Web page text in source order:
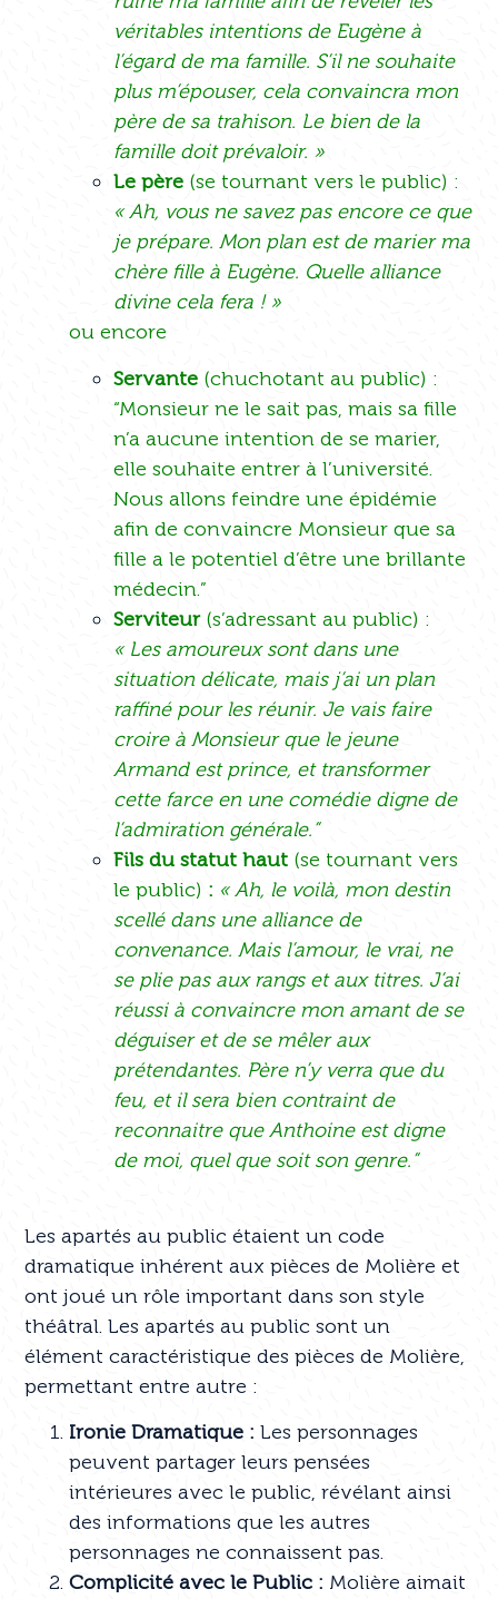
véritables intentions de Eugène à
l’égard de ma famille. S’il ne souhaite
plus m’épouser, cela convaincra mon
père de sa trahison. Le bien de la
famille doit prévaloir. »
Le père (se tournant vers le public) :
« Ah, vous ne savez pas encore ce que
je prépare. Mon plan est de marier ma
chère fille à Eugène. Quelle alliance
divine cela fera ! »
ou encore
Servante (chuchotant au public) :
“Monsieur ne le sait pas, mais sa fille
n’a aucune intention de se marier,
elle souhaite entrer à l’université.
Nous allons feindre une épidémie
afin de convaincre Monsieur que sa
fille a le potentiel d’être une brillante
médecin.”
Serviteur(s’adressant au public) :
« Les amoureux sont dans une
situation délicate, mais j’ai un plan
raffiné pour les réunir. Je vais faire
croire à Monsieur que le jeune
Armand est prince, et transformer
cette farce en une comédie digne de
l’admiration générale.”
Fils du statut haut (se tournant vers
le public) : « Ah, le voilà, mon destin
scellé dans une alliance de
convenance. Mais l’amour, le vrai, ne
se plie pas aux rangs et aux titres. J’ai
réussi à convaincre mon amant de se
déguiser et de se mêler aux
prétendantes. Père n’y verra que du
feu, et il sera bien contraint de
reconnaitre que Anthoine est digne
de moi, quel que soit son genre.”
Les apartés au public étaient un code
dramatique inhérent aux pièces de Molière et
ont joué un rôle important dans son style
théâtral. Les apartés au public sont un
élément caractéristique des pièces de Molière,
permettant entre autre :
Ironie Dramatique : Les personnages
peuvent partager leurs pensées
intérieures avec le public, révélant ainsi
des informations que les autres
personnages ne connaissent pas.
Complicité avec le Public : Molière aimait